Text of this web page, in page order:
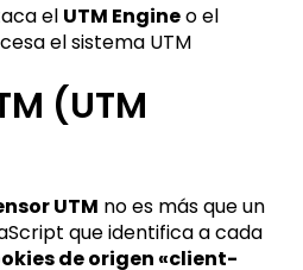
el UTM Engineo el
el sistema UTM
(UTM
UTM no es más que un
que identifica a cada
de origen «client-